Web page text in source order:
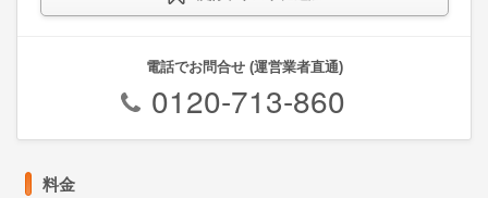
電話でお問合せ (運営業者直通)
0120-713-860
料金